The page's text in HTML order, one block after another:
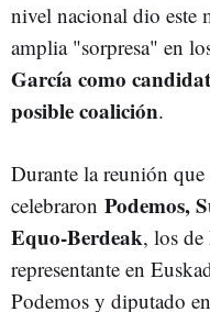
nivel nacional dio este
amplia "sorpresa" en
García como
posible coalición.
Durante la reunión que
celebraron Podemos,
Equo-Berdeak, los
representante en
Podemos y diputado